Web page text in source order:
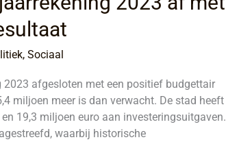
, Sociaal
afgesloten met een positief budgettair
miljoen meer is dan verwacht. De stad heeft
19,3 miljoen euro aan investeringsuitgaven.
waarbij historische